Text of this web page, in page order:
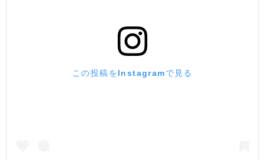
この投稿をInstagramで見る